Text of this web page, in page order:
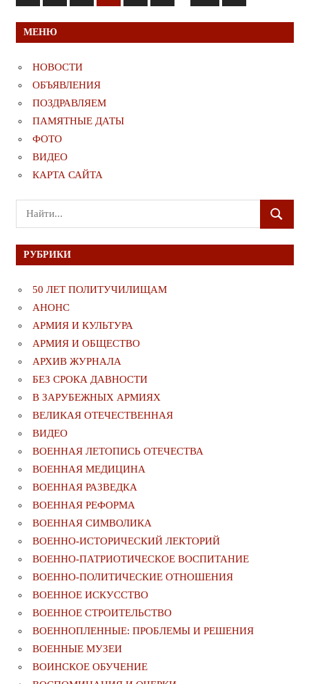
записей
записи записи
МЕНЮ
НОВОСТИ
ОБЪЯВЛЕНИЯ
ПОЗДРАВЛЯЕМ
ПАМЯТНЫЕ ДАТЫ
ФОТО
ВИДЕО
КАРТА САЙТА
Поиск
для:
ПОИСК
РУБРИКИ
50 ЛЕТ ПОЛИТУЧИЛИЩАМ
АНОНС
АРМИЯ И КУЛЬТУРА
АРМИЯ И ОБЩЕСТВО
АРХИВ ЖУРНАЛА
БЕЗ СРОКА ДАВНОСТИ
В ЗАРУБЕЖНЫХ АРМИЯХ
ВЕЛИКАЯ ОТЕЧЕСТВЕННАЯ
ВИДЕО
ВОЕННАЯ ЛЕТОПИСЬ ОТЕЧЕСТВА
ВОЕННАЯ МЕДИЦИНА
ВОЕННАЯ РАЗВЕДКА
ВОЕННАЯ РЕФОРМА
ВОЕННАЯ СИМВОЛИКА
ВОЕННО-ИСТОРИЧЕСКИЙ ЛЕКТОРИЙ
ВОЕННО-ПАТРИОТИЧЕСКОЕ ВОСПИТАНИЕ
ВОЕННО-ПОЛИТИЧЕСКИE ОТНОШЕНИЯ
ВОЕННОЕ ИСКУССТВО
ВОЕННОЕ СТРОИТЕЛЬСТВО
ВОЕННОПЛЕННЫЕ: ПРОБЛЕМЫ И РЕШЕНИЯ
ВОЕННЫЕ МУЗЕИ
ВОИНСКОЕ ОБУЧЕНИЕ